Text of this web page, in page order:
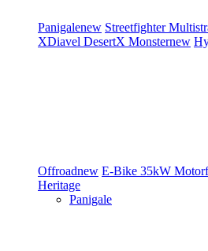
Panigalenew Streetfighter
XDiavel DesertX Monsternew
Offroadnew E-Bike 35kW
Heritage
Panigale